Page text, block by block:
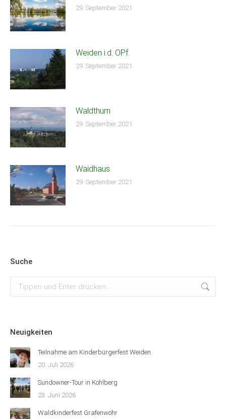
29. September 2021
Weiden i.d. OPf.
29. September 2021
Waldthurn
29. September 2021
Waidhaus
29. September 2021
Suche
Neuigkeiten
Teilnahme am Kinderbürgerfest Weiden
20. Juli 2026
Sundowner-Tour in Kohlberg
23. Juni 2026
Waldkinderfest Grafenwöhr